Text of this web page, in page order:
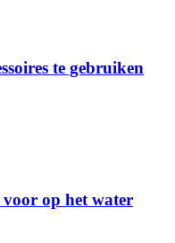
te gebruiken
voor op het water